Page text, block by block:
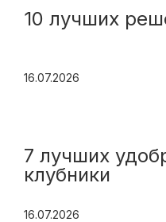
10 лучших
16.07.2026
7 лучших
клубники
16.07.2026